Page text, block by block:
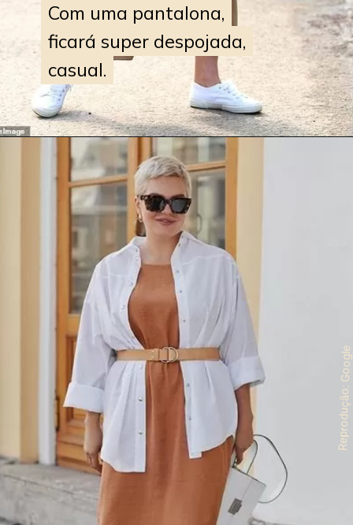
Com uma pantalona,
ficará super despojada,
casual.
Com uma pantalona,
ficará super despojada,
casual.
Reprodução: Google